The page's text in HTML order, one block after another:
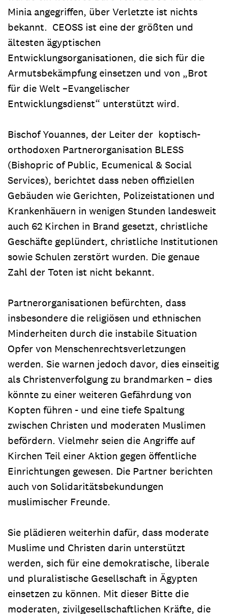
Minia angegriffen, über Verletzte ist nichts
bekannt. CEOSS ist eine der größten und
ältesten ägyptischen
Entwicklungsorganisationen, die sich für die
Armutsbekämpfung einsetzen und von „Brot
für die Welt –Evangelischer
Entwicklungsdienst“ unterstützt wird.
Bischof Youannes, der Leiter der koptisch-
orthodoxen Partnerorganisation BLESS
(Bishopric of Public, Ecumenical & Social
Services), berichtet dass neben offiziellen
Gebäuden wie Gerichten, Polizeistationen und
Krankenhäuern in wenigen Stunden landesweit
auch 62 Kirchen in Brand gesetzt, christliche
Geschäfte geplündert, christliche Institutionen
sowie Schulen zerstört wurden. Die genaue
Zahl der Toten ist nicht bekannt.
Partnerorganisationen befürchten, dass
insbesondere die religiösen und ethnischen
Minderheiten durch die instabile Situation
Opfer von Menschenrechtsverletzungen
werden. Sie warnen jedoch davor, dies einseitig
als Christenverfolgung zu brandmarken – dies
könnte zu einer weiteren Gefährdung von
Kopten führen - und eine tiefe Spaltung
zwischen Christen und moderaten Muslimen
befördern. Vielmehr seien die Angriffe auf
Kirchen Teil einer Aktion gegen öffentliche
Einrichtungen gewesen. Die Partner berichten
auch von Solidaritätsbekundungen
muslimischer Freunde.
Sie plädieren weiterhin dafür, dass moderate
Muslime und Christen darin unterstützt
werden, sich für eine demokratische, liberale
und pluralistische Gesellschaft in Ägypten
einsetzen zu können. Mit dieser Bitte die
moderaten, zivilgesellschaftlichen Kräfte, die